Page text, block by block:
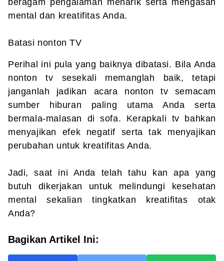
beragam pengalaman menarik serta mengasah
mental dan kreatifitas Anda.
Batasi nonton TV
Perihal ini pula yang baiknya dibatasi. Bila Anda
nonton tv sesekali memanglah baik, tetapi
janganlah jadikan acara nonton tv semacam
sumber hiburan paling utama Anda serta
bermala-malasan di sofa. Kerapkali tv bahkan
menyajikan efek negatif serta tak menyajikan
perubahan untuk kreatifitas Anda.
Jadi, saat ini Anda telah tahu kan apa yang
butuh dikerjakan untuk melindungi kesehatan
mental sekalian tingkatkan kreatifitas otak
Anda?
Bagikan Artikel Ini: